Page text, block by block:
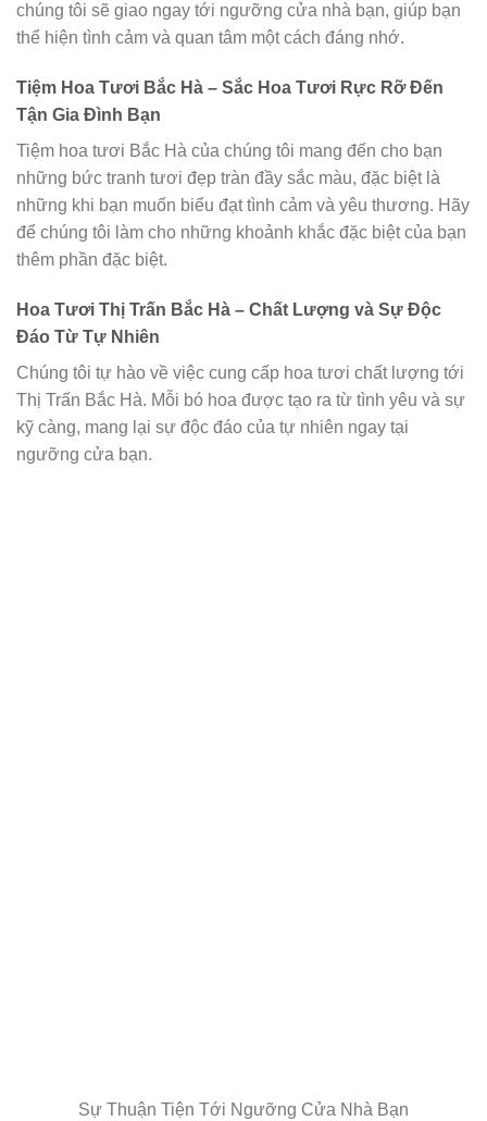
chúng tôi sẽ giao ngay tới ngưỡng cửa nhà bạn, giúp bạn
thể hiện tình cảm và quan tâm một cách đáng nhớ.
Tiệm Hoa Tươi Bắc Hà – Sắc Hoa Tươi Rực Rỡ Đến
Tận Gia Đình Bạn
Tiệm hoa tươi Bắc Hà của chúng tôi mang đến cho bạn
những bức tranh tươi đẹp tràn đầy sắc màu, đặc biệt là
những khi bạn muốn biểu đạt tình cảm và yêu thương. Hãy
để chúng tôi làm cho những khoảnh khắc đặc biệt của bạn
thêm phần đặc biệt.
Hoa Tươi Thị Trấn Bắc Hà – Chất Lượng và Sự Độc
Đáo Từ Tự Nhiên
Chúng tôi tự hào về việc cung cấp hoa tươi chất lượng tới
Thị Trấn Bắc Hà. Mỗi bó hoa được tạo ra từ tình yêu và sự
kỹ càng, mang lại sự độc đáo của tự nhiên ngay tại
ngưỡng cửa bạn.
Sự Thuận Tiện Tới Ngưỡng Cửa Nhà Bạn